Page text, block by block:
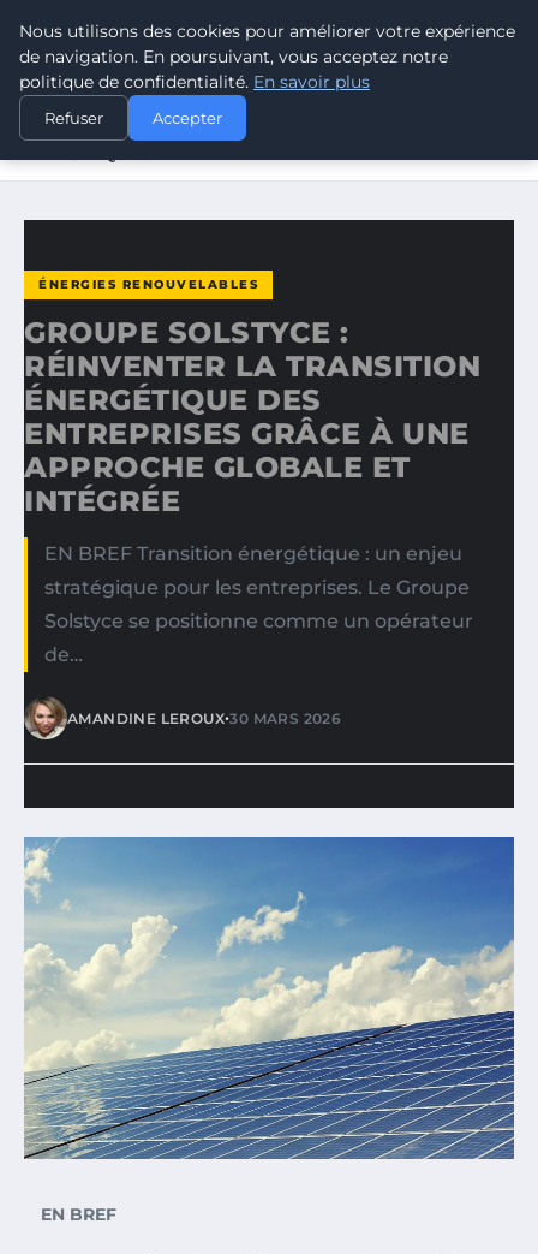
CLIMATE GUARDIAN
ACCUEIL
ÉNERGIES RENOUVELABLES
GROUPE SOLSTYCE : RÉINVENTER LA TRANSITION
ÉNERGIES RENOUVELABLES
GROUPE SOLSTYCE :
RÉINVENTER LA TRANSITION
ÉNERGÉTIQUE DES
ENTREPRISES GRÂCE À UNE
APPROCHE GLOBALE ET
INTÉGRÉE
EN BREF Transition énergétique : un enjeu
stratégique pour les entreprises. Le Groupe
Solstyce se positionne comme un opérateur
de…
AMANDINE LEROUX•30 MARS 2026
EN BREF
Nous utilisons des cookies pour améliorer votre expérience
de navigation. En poursuivant, vous acceptez notre
politique de confidentialité. En savoir plus
Refuser Accepter